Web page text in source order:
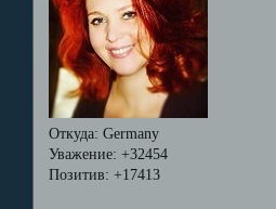
Откуда: Germany
Уважение: +32454
Позитив: +17413